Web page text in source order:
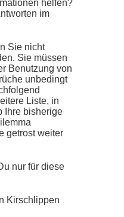
helfen?
im
Sie nicht
Sie müssen
Benutzung von
unbedingt
Liste, in
Ihre bisherige
getrost weiter
nur für diese
Kirschlippen